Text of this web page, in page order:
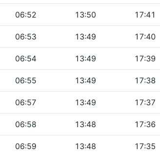
06:52 13:50 17:41
06:53 13:49 17:40
06:54 13:49 17:39
06:55 13:49 17:38
06:57 13:49 17:37
06:58 13:48 17:36
06:59 13:48 17:35